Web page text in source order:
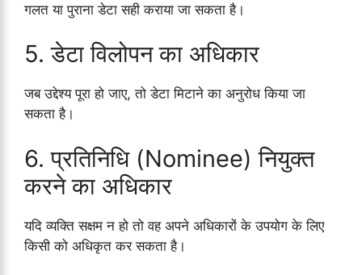
गलत या पुराना डेटा सही कराया जा सकता है।
5. डेटा विलोपन का अधिकार
जब उद्देश्य पूरा हो जाए, तो डेटा मिटाने का अनुरोध किया जा
सकता है।
6. प्रतिनिधि (Nominee) नियुक्त
करने का अधिकार
यदि व्यक्ति सक्षम न हो तो वह अपने अधिकारों के उपयोग के लिए
किसी को अधिकृत कर सकता है।